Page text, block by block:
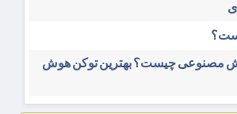
مصنوعی چیست؟ بهترین توکن هوش